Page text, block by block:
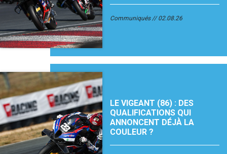
Communiqués 02.08.26
LE VIGEANT (86) : DES
QUALIFICATIONS QUI
ANNONCENT DÉJÀ LA
COULEUR ?